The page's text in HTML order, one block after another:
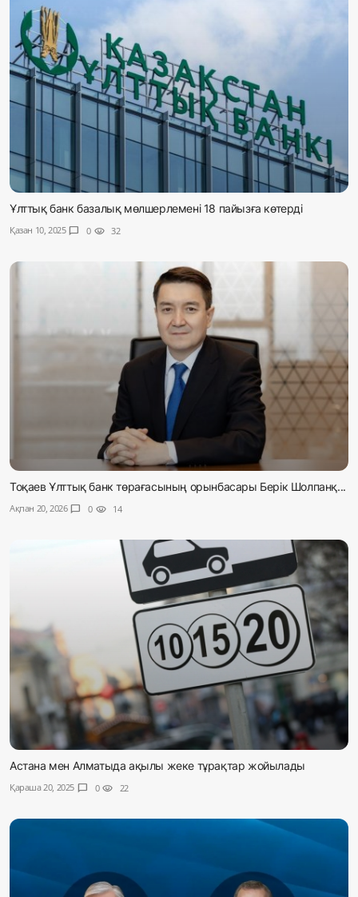
Ұлттық банк базалық мөлшерлемені 18 пайызға көтерді
Қазан 10, 2025 chat_bubble 0 visibility 32
Тоқаев Ұлттық банк төрағасының орынбасары Берік Шолпанқ...
Ақпан 20, 2026 chat_bubble 0 visibility 14
Астана мен Алматыда ақылы жеке тұрақтар жойылады
Қараша 20, 2025 chat_bubble 0 visibility 22